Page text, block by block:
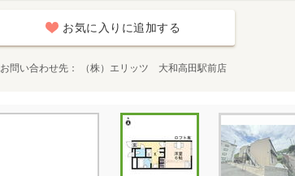
お気に入りに追加する
お問い合わせ先 （株）エリッツ 大和高田駅前店